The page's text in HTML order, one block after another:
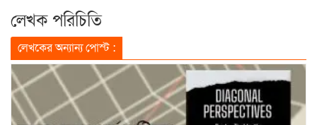
লেখক পরিচিতি
লেখকের অন্যান্য পোস্ট :